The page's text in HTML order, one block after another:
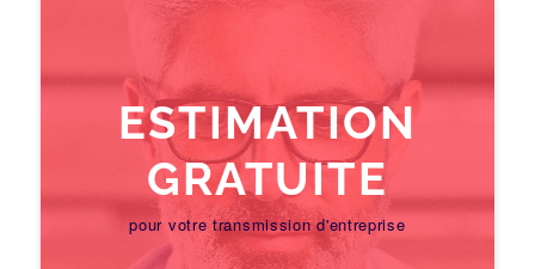
ESTIMATION
GRATUITE
pour votre transmission d'entreprise